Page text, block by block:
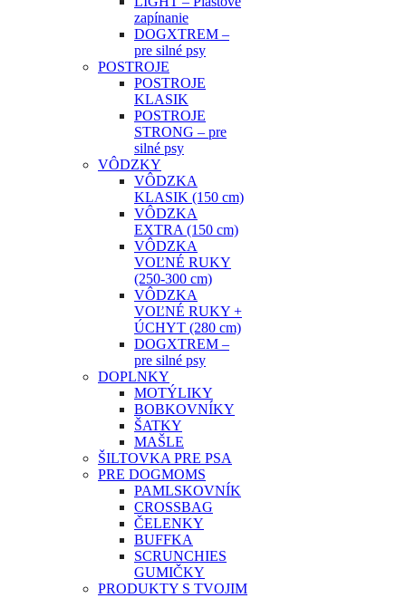
zapínanie
DOGXTREM –
pre silné psy
POSTROJE
POSTROJE
KLASIK
POSTROJE
STRONG – pre
silné psy
VÔDZKY
VÔDZKA
KLASIK (150 cm)
VÔDZKA
EXTRA (150 cm)
VÔDZKA
VOĽNÉ RUKY
(250-300 cm)
VÔDZKA
VOĽNÉ RUKY +
ÚCHYT (280 cm)
DOGXTREM –
pre silné psy
DOPLNKY
MOTÝLIKY
BOBKOVNÍKY
ŠATKY
MAŠLE
ŠILTOVKA PRE PSA
PRE DOGMOMS
PAMLSKOVNÍK
CROSSBAG
ČELENKY
BUFFKA
SCRUNCHIES
GUMIČKY
PRODUKTY S TVOJIM